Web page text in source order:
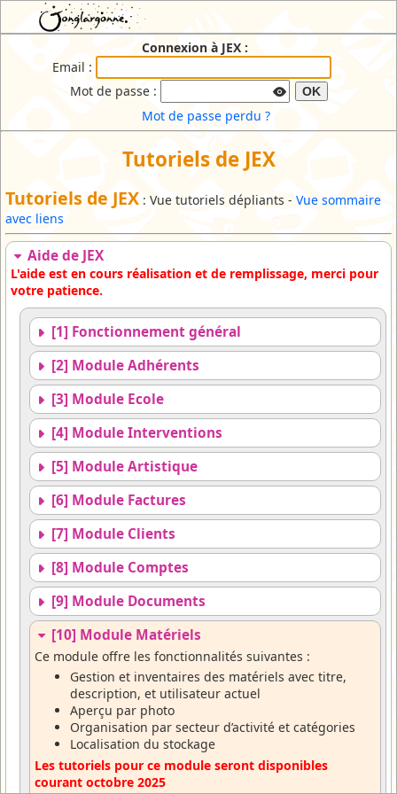
JEX : Jonglargonne EXtranet
Connexion à JEX :
Email :
Mot de passe :
OK
Mot de passe perdu ?
Tutoriels de JEX
Tutoriels de JEX : Vue tutoriels dépliants - Vue sommaire
avec liens
Aide de JEX
L'aide est en cours réalisation et de remplissage, merci pour
votre patience.
[1] Fonctionnement général
[2] Module Adhérents
[3] Module Ecole
[4] Module Interventions
[5] Module Artistique
[6] Module Factures
[7] Module Clients
[8] Module Comptes
[9] Module Documents
[10] Module Matériels
Ce module offre les fonctionnalités suivantes :
Gestion et inventaires des matériels avec titre,
description, et utilisateur actuel
Aperçu par photo
Organisation par secteur d’activité et catégories
Localisation du stockage
Les tutoriels pour ce module seront disponibles
courant octobre 2025